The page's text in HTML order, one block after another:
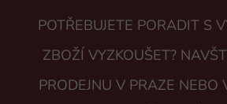
POTŘEBUJETE PORADIT S
ZBOŽÍ VYZKOUŠET?
PRODEJNU V PRAZE NEBO